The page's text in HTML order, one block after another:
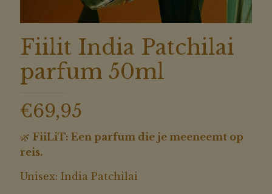
Fiilit India Patchilai
parfum 50ml
€69,95
🌿 FiiLiT: Een parfum die je meeneemt op
reis.
Unisex: India Patchilai